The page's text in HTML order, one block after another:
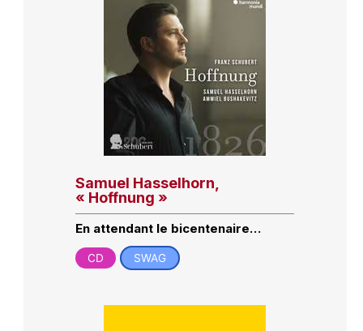
Samuel Hasselhorn,
« Hoffnung »
En attendant le bicentenaire…
CD SWAG